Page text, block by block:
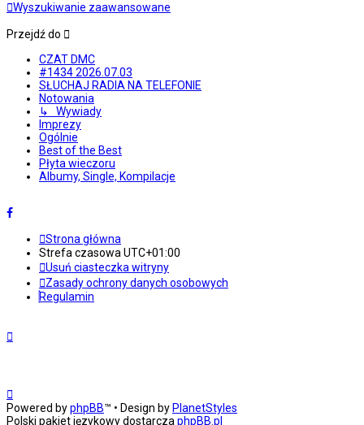
Wyszukiwanie zaawansowane
Przejdź do
CZAT DMC
#1434 2026.07.03
SŁUCHAJ RADIA NA TELEFONIE
Notowania
↳ Wywiady
Imprezy
Ogólnie
Best of the Best
Płyta wieczoru
Albumy, Single, Kompilacje
Strona główna
Strefa czasowa UTC+01:00
Usuń ciasteczka witryny
Zasady ochrony danych osobowych
Regulamin
Powered byphpBB™ • Design by PlanetStyles
Polski pakiet językowy dostarcza phpBB.pl